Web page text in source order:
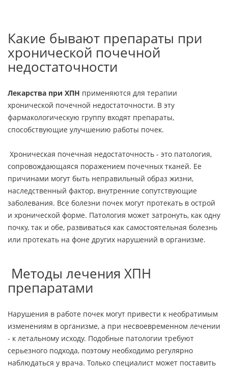
Какие бывают препараты при
хронической почечной
недостаточности
Лекарства при ХПН применяются для терапии
хронической почечной недостаточности. В эту
фармакологическую группу входят препараты,
способствующие улучшению работы почек.
Хроническая почечная недостаточность - это патология,
сопровождающаяся поражением почечных тканей. Ее
причинами могут быть неправильный образ жизни,
наследственный фактор, внутренние сопутствующие
заболевания. Все болезни почек могут протекать в острой
и хронической форме. Патология может затронуть, как одну
почку, так и обе, развиваться как самостоятельная болезнь
или протекать на фоне других нарушений в организме.
Методы лечения ХПН
препаратами
Нарушения в работе почек могут привести к необратимым
изменениям в организме, а при несвоевременном лечении
- к летальному исходу. Подобные патологии требуют
серьезного подхода, поэтому необходимо регулярно
наблюдаться у врача. Только специалист может поставить